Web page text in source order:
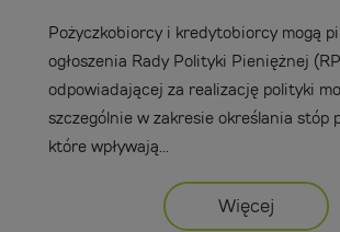
Pożyczkobiorcy i kredytobiorcy mogą
ogłoszenia Rady Polityki Pieniężnej
odpowiadającej za realizację polityki
szczególnie w zakresie określania stóp
które wpływają...
Więcej